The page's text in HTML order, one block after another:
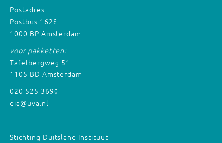
Postadres
Postbus 1628
1000 BP Amsterdam
voor pakketten:
Tafelbergweg 51
1105 BD Amsterdam
020 525 3690
dia@uva.nl
Stichting Duitsland Instituut